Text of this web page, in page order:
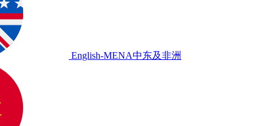
English-MENA中东及非洲